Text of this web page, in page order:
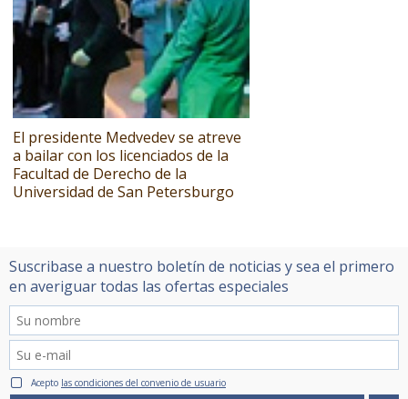
El presidente Medvedev se atreve
a bailar con los licenciados de la
Facultad de Derecho de la
Universidad de San Petersburgo
Suscribase a nuestro boletín de noticias y sea el primero
en averiguar todas las ofertas especiales
Acepto las condiciones del convenio de usuario